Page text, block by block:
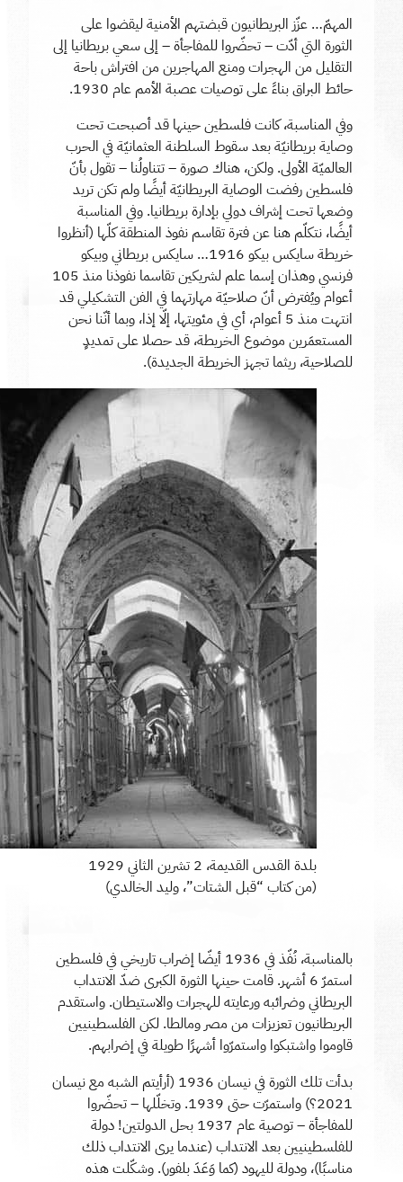
المهمّ… عزّز البريطانيون قبضتهم الأمنية ليقضوا على
الثورة التي أدّت – تحضّروا للمفاجأة – إلى سعي بريطانيا إلى
التقليل من الهجرات ومنع المهاجرين من افتراش باحة
حائط البراق بناءً على توصيات عصبة الأمم عام 1930.
وفي المناسبة، كانت فلسطين حينها قد أصبحت تحت
وصاية بريطانيّة بعد سقوط السلطنة العثمانيّة في الحرب
العالميّة الأولى. ولكن، هناك صورة – تتناولُنا – تقول بأنّ
فلسطين رفضت الوصاية البريطانيّة أيضًا ولم تكن تريد
وضعها تحت إشراف دولي بإدارة بريطانيا. وفي المناسبة
أيضًا، نتكلّم هنا عن فترة تقاسم نفوذ المنطقة كلّها (أنظروا
خريطة سايكس بيكو 1916… سايكس بريطاني وبيكو
فرنسي وهذان إسما علم لشريكين تقاسما نفوذنا منذ 105
أعوام ويُفترض أنّ صلاحيّة مهارتهما في الفن التشكيلي قد
انتهت منذ 5 أعوام، أي في مئويتها، إلّا إذا، وبما أنّنا نحن
المستعمَرين موضوع الخريطة، قد حصلا على تمديدٍ
للصلاحية، ريثما تجهز الخريطة الجديدة).
بلدة القدس القديمة، 2 تشرين الثاني 1929
(من كتاب “قبل الشتات”، وليد الخالدي)
بالمناسبة، نُفّذ في 1936 أيضّا إضراب تاريخي في فلسطين
استمرّ 6 أشهر. قامت حينها الثورة الكبرى ضدّ الانتداب
البريطاني وضرائبه ورعايته للهجرات والاستيطان. واستقدم
البريطانيون تعزيزات من مصر ومالطا. لكن الفلسطينيين
قاوموا واشتبكوا واستمرّوا أشهرًا طويلة في إضرابهم.
بدأت تلك الثورة في نيسان 1936 (أرأيتم الشبه مع نيسان
2021؟) واستمرّت حتى 1939. وتخلّلها – تحضّروا
للمفاجأة – توصية عام 1937 بحل الدولتين! دولة
للفلسطينيين بعد الانتداب (عندما يرى الانتداب ذلك
مناسبًا)، ودولة لليهود (كما وَعَدَ بلفور). وشكّلت هذه